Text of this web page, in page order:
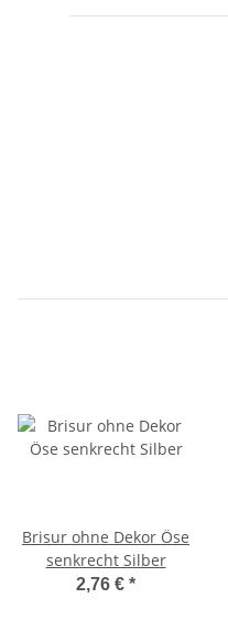
Brisur ohne Dekor Öse
senkrecht Silber
2,76 € *